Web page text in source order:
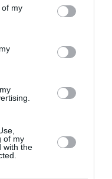
of my
of my
with the